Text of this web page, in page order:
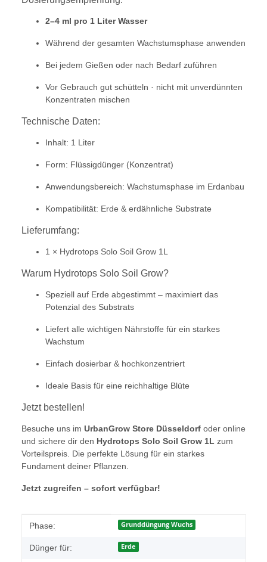
2–4 ml pro 1 Liter Wasser
Während der gesamten Wachstumsphase anwenden
Bei jedem Gießen oder nach Bedarf zuführen
Vor Gebrauch gut schütteln · nicht mit unverdünnten
Konzentraten mischen
Technische Daten:
Inhalt: 1 Liter
Form: Flüssigdünger (Konzentrat)
Anwendungsbereich: Wachstumsphase im Erdanbau
Kompatibilität: Erde & erdähnliche Substrate
Lieferumfang:
1 × Hydrotops Solo Soil Grow 1L
Warum Hydrotops Solo Soil Grow?
Speziell auf Erde abgestimmt – maximiert das
Potenzial des Substrats
Liefert alle wichtigen Nährstoffe für ein starkes
Wachstum
Einfach dosierbar & hochkonzentriert
Ideale Basis für eine reichhaltige Blüte
Jetzt bestellen!
Besuche uns im UrbanGrow Store Düsseldorf oder online
und sichere dir den Hydrotops Solo Soil Grow 1L zum
Vorteilspreis. Die perfekte Lösung für ein starkes
Fundament deiner Pflanzen.
Jetzt zugreifen – sofort verfügbar!
Produkteigenschaft
Wert
Phase: Grunddüngung Wuchs
Dünger für: Erde